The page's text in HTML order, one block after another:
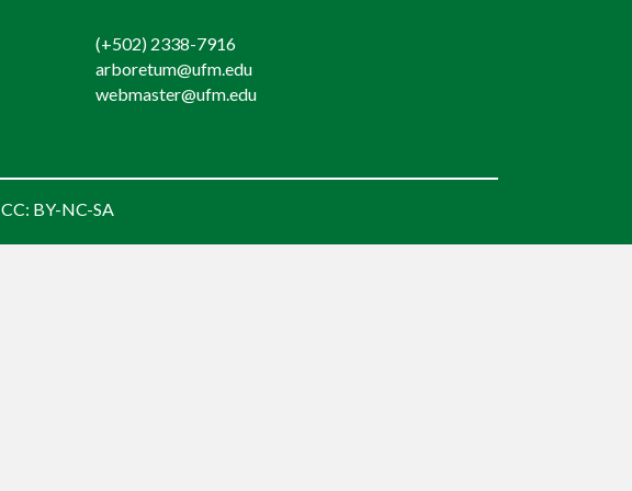
(+502) 2338-7916
arboretum@ufm.edu
webmaster@ufm.edu
CC: BY-NC-SA